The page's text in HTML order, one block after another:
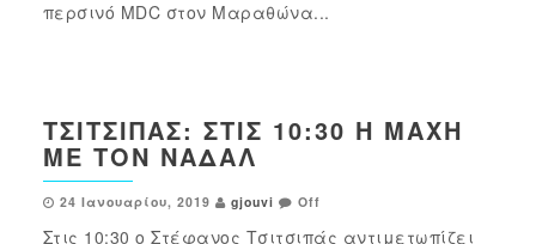
περσινό MDC στον Μαραθώνα...
ΤΣΙΤΣΙΠΆΣ: ΣΤΙΣ 10:30 Η ΜΆΧΗ
ΜΕ ΤΟΝ ΝΑΔΆΛ
24 Ιανουαρίου, 2019 gjouvi Off
Στις 10:30 ο Στέφανος Τσιτσιπάς αντιμετωπίζει